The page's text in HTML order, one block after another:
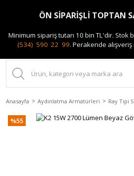
Anasayfa Aydınlatma Armatürleri Ray Tipi
%55
ÖN SİPARİŞLİ TOPTAN
Minimum sipariş tutarı 10 bin TL'dir. Stok
(534) 590 22 99. Perakende alışveriş